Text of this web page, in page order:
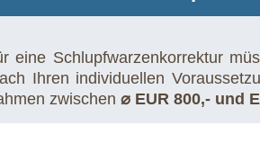
eine Schlupfwarzenkorrektur
Ihren individuellen
zwischen⌀ EUR 800,- und